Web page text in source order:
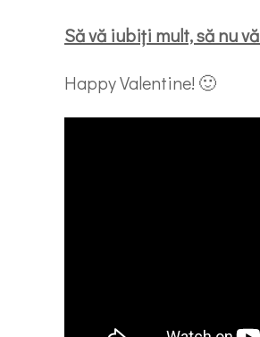
Să vă iubiți mult, să nu
Happy Valentine! 🙂